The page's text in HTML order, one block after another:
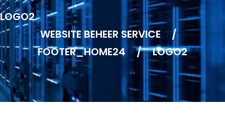
LOGO2
WEBSITE BEHEER SERVICE
/
FOOTER_HOME24
/ LOGO2